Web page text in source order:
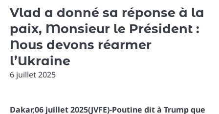
Vlad a donné sa réponse à la
paix, Monsieur le Président :
Nous devons réarmer
l’Ukraine
6 juillet 2025
Dakar,06 juillet 2025(JVFE)-Poutine dit à Trump que